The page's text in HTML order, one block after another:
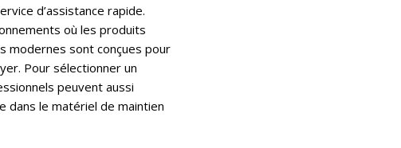
d’assistance rapide.
où les produits
modernes sont conçues pour
Pour sélectionner un
peuvent aussi
dans le matériel de maintien